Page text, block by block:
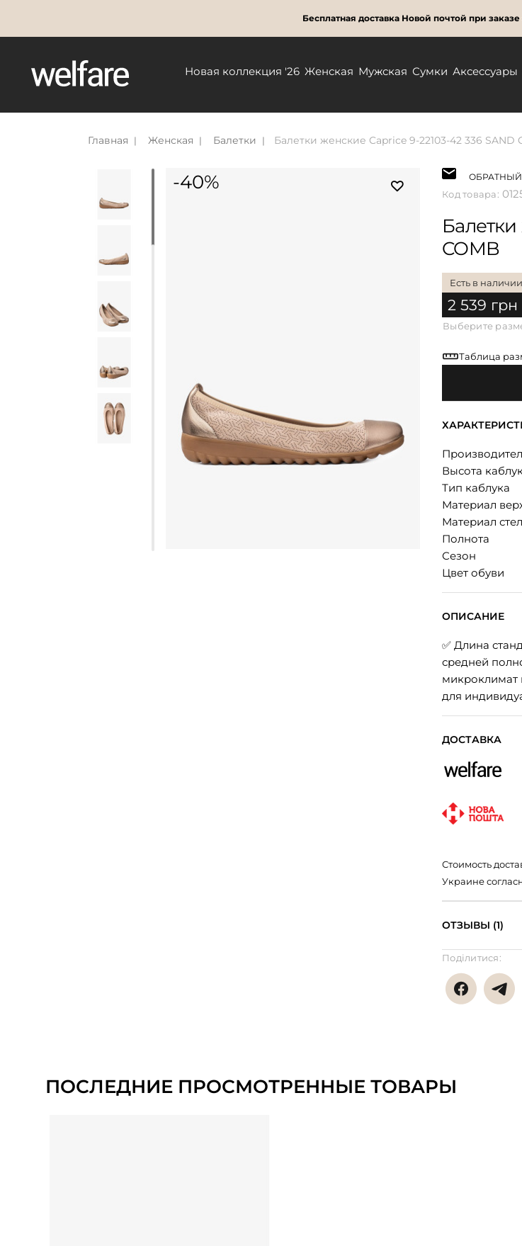
Бесплатная доставка Новой почтой при
Новая коллекция '26 Женская Мужская Сумки Аксессуары
Главная Женская Балетки Балетки женские Caprice 9-22103-42 336 SAND
-40%
Код товара:
COMB
Есть в наличии
Выберите
Таблица
2 539 грн
Высота
Тип каблука
Материал
Материал
Полнота
Сезон
Цвет обуви
ОПИСАНИЕ
✅ Длина
средней
микроклимат
для
ДОСТАВКА
Стоимость
Украине
ОТЗЫВЫ (1)
Поділитися:
ПОСЛЕДНИЕ ПРОСМОТРЕННЫЕ ТОВАРЫ